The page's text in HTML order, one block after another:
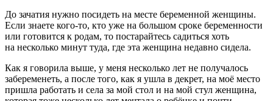
До зачатия нужно посидеть на месте беременной женщины.
Если знаете кого-то, кто уже на большом сроке беременности
или готовится к родам, то постарайтесь садиться хоть
на несколько минут туда, где эта женщина недавно сидела.
Как я говорила выше, у меня несколько лет не получалось
забеременеть, а после того, как я ушла в декрет, на моё место
пришла работать и села за мой стол и на мой стул женщина,